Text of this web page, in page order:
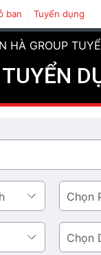
ban Tuyển dụng
HÀ GROUP
Phong
cách
thiết
kế
Diện
tích